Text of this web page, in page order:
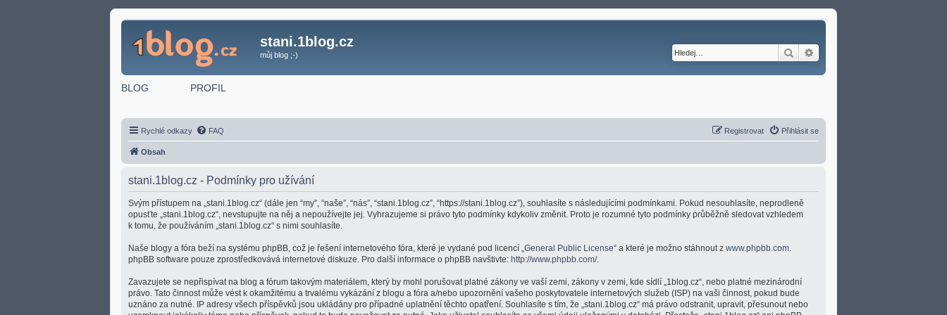
stani.1blog.cz
můj blog ;-) Hledat
BLOG PROFIL
Rychlé odkazy FAQ Přihlásit se
Registrovat
Obsah
stani.1blog.cz - Podmínky pro užívání
Svým přístupem na „stani.1blog.cz“ (dále jen “my”, “naše”, “nás”, “stani.1blog.cz”, “https://stani.1blog.cz”), souhlasíte s následujícími podmínkami. Pokud nesouhlasíte, neprodleně
opusťte „stani.1blog.cz“, nevstupujte na něj a nepoužívejte jej. Vyhrazujeme si právo tyto podmínky kdykoliv změnit. Proto je rozumné tyto podmínky průběžně sledovat vzhledem
k tomu, že používáním „stani.1blog.cz“ s nimi souhlasíte.
Naše blogy a fóra beží na systému phpBB, což je řešení internetového fóra, které je vydané pod licencí „ General Public License“ a které je možno stáhnout z www.phpbb.com
phpBB software pouze zprostředkovává internetové diskuze. Pro další informace o phpBB navštivte: http://www.phpbb.com/.
Zavazujete se nepřispívat na blog a fórum takovým materiálem, který by mohl porušovat platné zákony ve vaší zemi, zákony v zemi, kde sídlí „1blog.cz“, nebo platné mezinárodní
právo. Tato činnost může vést k okamžitému a trvalému vykázání z blogu a fóra a/nebo upozornění vašeho poskytovatele internetových služeb (ISP) na vaši činnost, pokud bude
uznáno za nutné. IP adresy všech příspěvků jsou ukládány pro případné uplatnění těchto opatření. Souhlasíte s tím, že „stani.1blog.cz“ má právo odstranit, upravit, přesunout nebo